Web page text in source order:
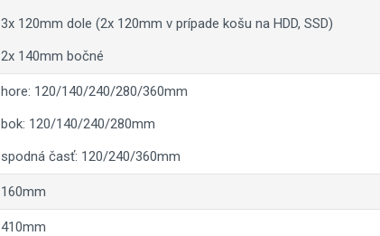
3x 120mm dole (2x 120mm v prípade košu na HDD, SSD)
2x 140mm bočné
hore: 120/140/240/280/360mm
bok: 120/140/240/280mm
spodná časť: 120/240/360mm
160mm
410mm